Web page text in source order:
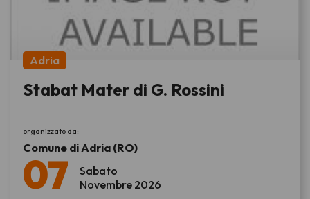
Sabato
07 Novembre 2026
Adria
Stabat Mater di G. Rossini
organizzato da:
Comune di Adria (RO)